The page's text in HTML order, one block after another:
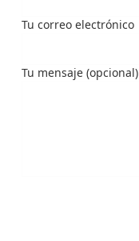
Tu correo electrónico
Tu mensaje (opcional)